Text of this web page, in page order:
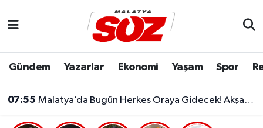
Gündem Yazarlar Ekonomi Yaşam Spor
07:55 Malatya’da Bugün Herkes Oraya Gidecek! Akşam İçin Büyük Sürpriz Hazır
Dünya
Malatya Nöbetçi Eczaneler
Malatya Namaz Vakitleri